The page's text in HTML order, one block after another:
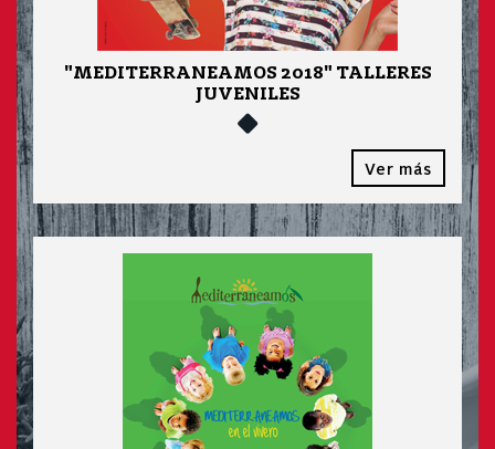
"MEDITERRANEAMOS 2018" TALLERES
JUVENILES
Ver más